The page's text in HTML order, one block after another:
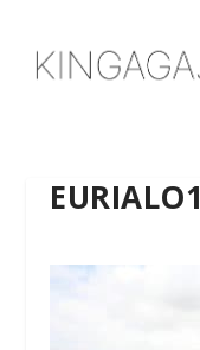
EURIALO1